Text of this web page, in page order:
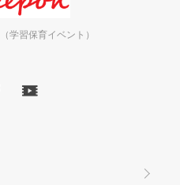
学習保育イベント）